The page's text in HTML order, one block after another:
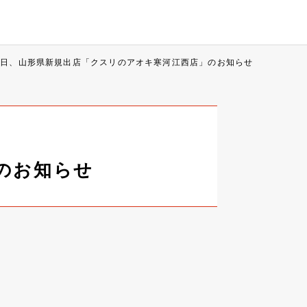
、山形県新規出店「クスリのアオキ寒河江西店」のお知らせ
お知らせ